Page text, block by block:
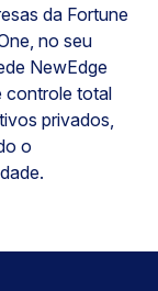
da Fortune
no seu
NewEdge
controle total
privados,
o